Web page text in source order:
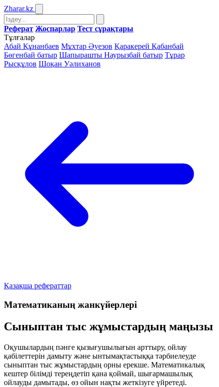
Zharar.kz
Реферат Жоспарлар Тест сұрақтары
Тұлғалар
Абай Құнанбаев Мұхтар Әуезов Қаракерей Қабанбай
Бөгенбай батыр Шапырашты Наурызбай батыр Тұрар
Рысқұлов Шоқан Уәлиханов
Қазақша рефераттар
Математиканың жанкүйерлері
Сыныптан тыс жұмыстардың маңызы
Оқушылардың пәнге қызығушылығын арттыру, ойлау
қабілеттерін дамыту және ынтымақтастыққа тәрбиелеуде
сыныптан тыс жұмыстардың орны ерекше. Математикалық
кештер білімді тереңдетіп қана қоймай, шығармашылық
ойлауды дамытады, өз ойын нақты жеткізуге үйретеді.